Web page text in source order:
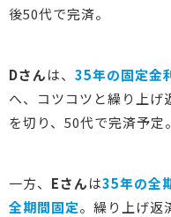
後50代で完済。
Dさんは、 35年の固定金
へ、コツコツと繰り上げ
を切り、50代で完済予定。
一方、 Eさんは35年の全
全期間固定。繰り上げ返